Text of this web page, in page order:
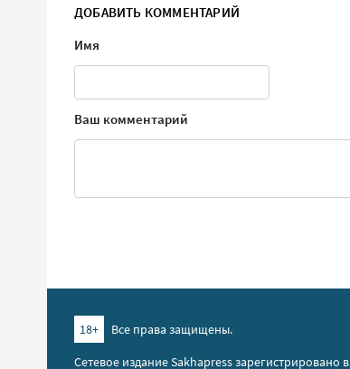
ДОБАВИТЬ КОММЕНТАРИЙ
Имя
Ваш комментарий
18+
Все права защищены.
Сетевое издание Sakhapress зарегистрировано в